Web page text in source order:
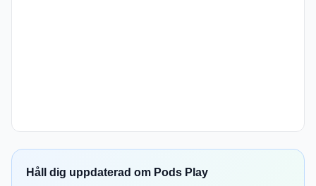
Håll dig uppdaterad om Pods Play